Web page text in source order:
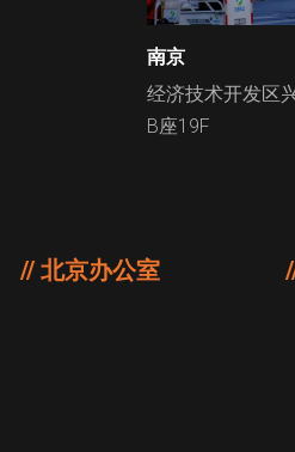
南京
经济技术开发区
B座19F
// 北京办公室